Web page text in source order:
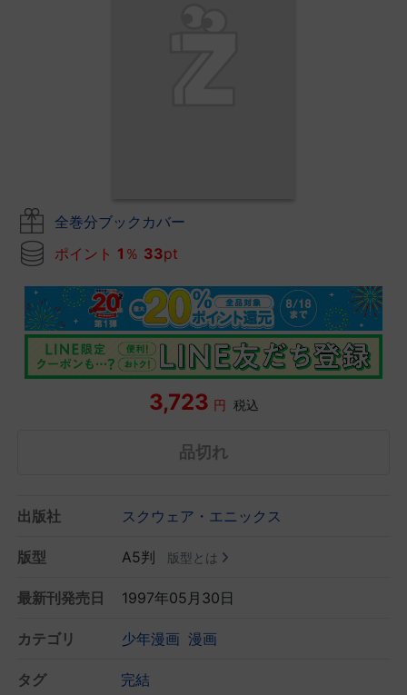
全巻分ブックカバー
ポイント 1 ％ 33pt
3,723 円 税込
品切れ
出版社 スクウェア・エニックス
版型 A5判 版型とは
最新刊発売日 1997年05月30日
カテゴリ 少年漫画 漫画
タグ 完結